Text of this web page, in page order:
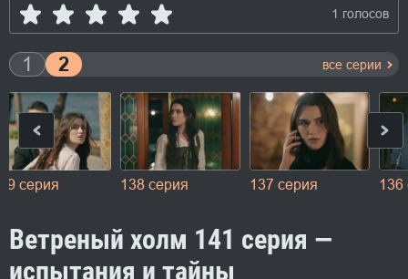
1 голосов
1 2 все серии
серия 138 серия 137 серия 136
Ветреный холм 141 серия —
испытания и тайны